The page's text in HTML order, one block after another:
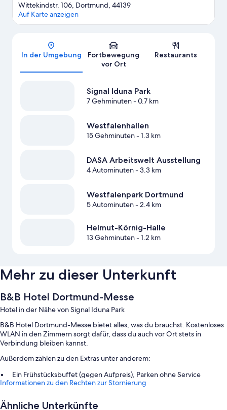
Karte
Wittekindstr. 106, Dortmund, 44139
Auf Karte anzeigen
In der Umgebung
Fortbewegung
vor Ort
Restaurants
Signal Iduna Park
7 Gehminuten- 0.7 km
Westfalenhallen
15 Gehminuten- 1.3 km
DASA Arbeitswelt Ausstellung
4 Autominuten- 3.3 km
Westfalenpark Dortmund
5 Autominuten- 2.4 km
Helmut-Körnig-Halle
13 Gehminuten- 1.2 km
Mehr zu dieser Unterkunft
B&B Hotel Dortmund-Messe
Hotel in der Nähe von Signal Iduna Park
B&B Hotel Dortmund-Messe bietet alles, was du brauchst. Kostenloses
WLAN in den Zimmern sorgt dafür, dass du auch vor Ort stets in
Verbindung bleiben kannst.
Außerdem zählen zu den Extras unter anderem:
Ein Frühstücksbuffet (gegen Aufpreis), Parken ohne Service
(kostenpflichtig) und Express-Check-out
Informationen zu den Rechten zur Stornierung
Ähnliche Unterkünfte